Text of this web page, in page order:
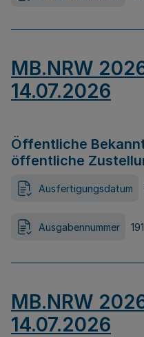
MB.NRW
14.07.2026
Öffentliche
öffentliche
Ausfertigungsdatum
Ausgabennummer 191
MB.NRW
14.07.2026